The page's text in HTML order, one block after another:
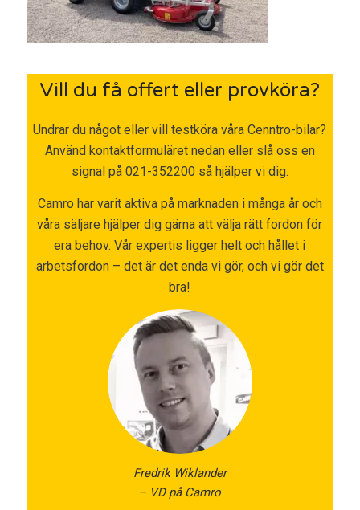
Vill du få offert eller provköra?
Undrar du något eller vill testköra våra Cenntro-bilar?
Använd kontaktformuläret nedan eller slå oss en
signal på 021-352200så hjälper vi dig.
Camro har varit aktiva på marknaden i många år och
våra säljare hjälper dig gärna att välja rätt fordon för
era behov. Vår expertis ligger helt och hållet i
arbetsfordon – det är det enda vi gör, och vi gör det
bra!
Fredrik Wiklander
– VD på Camro